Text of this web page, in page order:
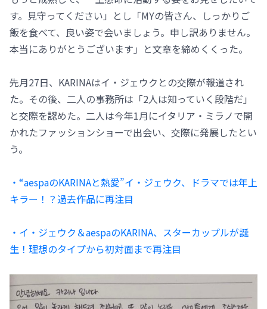
す。見守ってください」とし「MYの皆さん、しっかりご
飯を食べて、良い姿で会いましょう。申し訳ありません。
本当にありがとうございます」と文章を締めくくった。
先月27日、KARINAはイ・ジェウクとの交際が報道され
た。その後、二人の事務所は「2人は知っていく段階だ」
と交際を認めた。二人は今年1月にイタリア・ミラノで開
かれたファッションショーで出会い、交際に発展したとい
う。
・“aespaのKARINAと熱愛”イ・ジェウク、ドラマでは年上
キラー！？過去作品に再注目
・イ・ジェウク＆aespaのKARINA、スターカップルが誕
生！理想のタイプから初対面まで再注目